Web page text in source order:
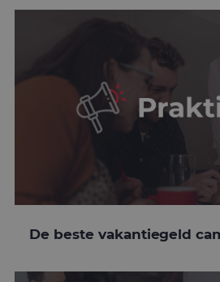
De beste vakantiegeld